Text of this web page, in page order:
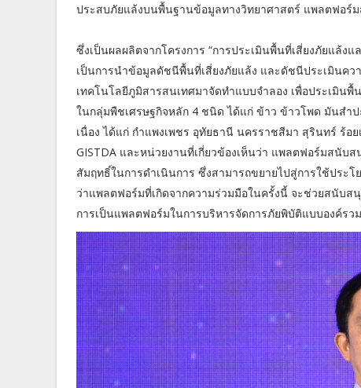
ประสบภัยแล้งบนพื้นฐานข้อมูลทางวิทยาศาสตร์ แพลตฟอร์
ซึ่งเป็นผลผลิตจากโครงการ “การประเมินพื้นที่เสี่ยงภัยแล้ง
เป็นการนำข้อมูลดัชนีพื้นที่เสี่ยงภัยแล้ง และดัชนีประเมินคว
เทคโนโลยีภูมิสารสนเทศมาจัดทำแบบจำลอง เพื่อประเมิน
ในกลุ่มพืชเศรษฐกิจหลัก 4 ชนิด ได้แก่ ข้าว ข้าวโพด มันสำ
เนื่อง ได้แก่ กำแพงเพชร อุทัยธานี นครราชสีมา สุรินทร์ ร้
GISTDA และหน่วยงานที่เกี่ยวข้องเห็นว่า แพลตฟอร์มสนับ
สัมฤทธิ์ในการดำเนินการ ซึ่งสามารถขยายไปสู่การใช้ประ
ว่าแพลตฟอร์มที่เกิดจากความร่วมมือในครั้งนี้ จะช่วยสนับ
การเป็นแพลตฟอร์มในการบริหารจัดการภัยพิบัติแบบองค์รว